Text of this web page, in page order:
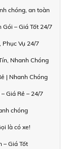
chóng, an toàn
Gói – Giá Tốt 24/7
Phục Vụ 24/7
Nhanh Chóng
| Nhanh Chóng
Giá Rẻ – 24/7
chóng
là có xe!
– Giá Tốt